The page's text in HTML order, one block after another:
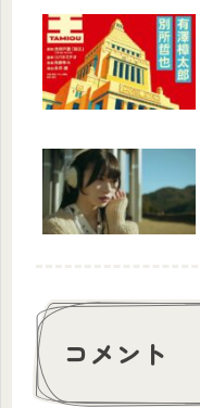
コメント